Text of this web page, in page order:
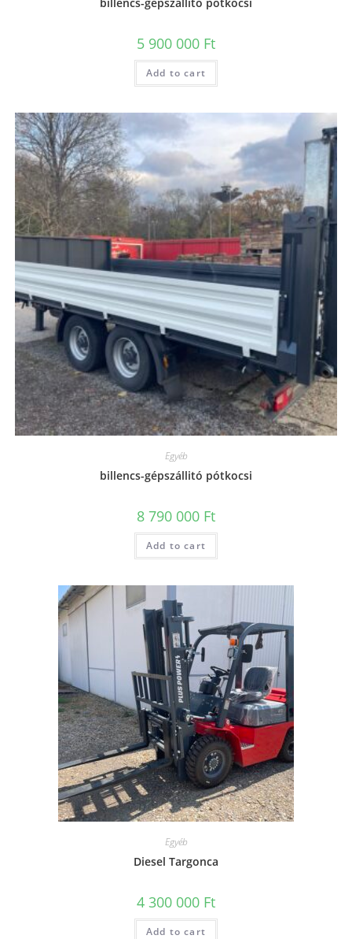
5 900 000 Ft
Add to cart
Egyéb
billencs-gépszállitó pótkocsi
8 790 000 Ft
Add to cart
Egyéb
Diesel Targonca
4 300 000 Ft
Add to cart